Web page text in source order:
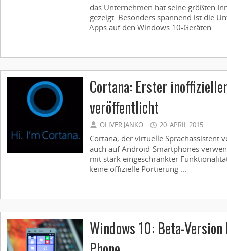
das Unternehmen hat seine größten
gezeigt. Besonders spannend ist die
Apps auf den Windows 10-Geräten ...
Cortana: Erster
veröffentlicht
OLIVER JANKO 20. APRIL 2015
Cortana, der virtuelle Sprachassistent
auch auf Android-Smartphones
mit stark eingeschränkter
keine offizielle Portierung ...
Windows 10: Beta-